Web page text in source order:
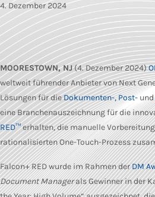
4. Dezember 2024
MOORESTOWN, NJ(4. Dezember 2024)
weltweit führender Anbieter von Next
Lösungen für dieDokumenten-, Post- und
eine Branchenauszeichnung für die
RED™erhalten, die manuelle
rationalisierten One-Touch-Prozess
Falcon+ RED wurde im Rahmen derDM
Document Managerals Gewinner in der